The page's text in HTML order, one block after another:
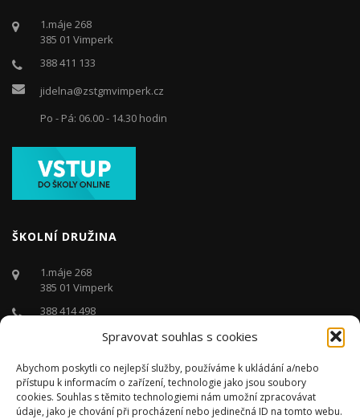
Spravovat souhlas s cookies
Abychom poskytli co nejlepší služby, používáme k ukládání a/nebo
přístupu k informacím o zařízení, technologie jako jsou soubory
cookies. Souhlas s těmito technologiemi nám umožní zpracovávat
údaje, jako je chování při procházení nebo jedinečná ID na tomto webu.
1.máje 268
385 01 Vimperk
388 411 133
jidelna@zstgmvimperk.cz
Po - Pá: 06.00 - 14.30 hodin
ŠKOLNÍ DRUŽINA
1.máje 268
385 01 Vimperk
388 414 498
druzina@zstgmvimperk.cz
Po - Pá: 06.00 - 16:00 hodin